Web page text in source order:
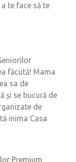
te face să te
făcută! Mama
sa de
și se bucură de
de
inima Casa
Premium